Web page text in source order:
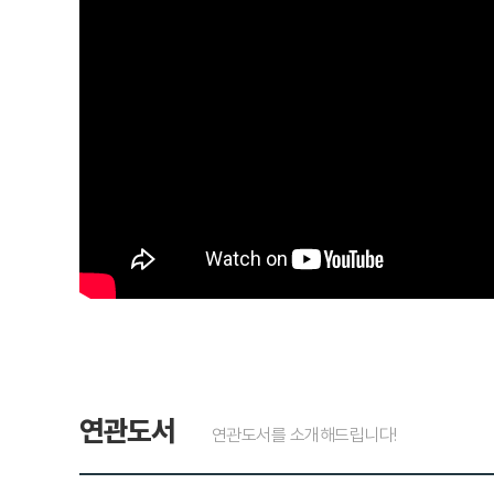
연관도서 연관도서를 소개해드립니다!